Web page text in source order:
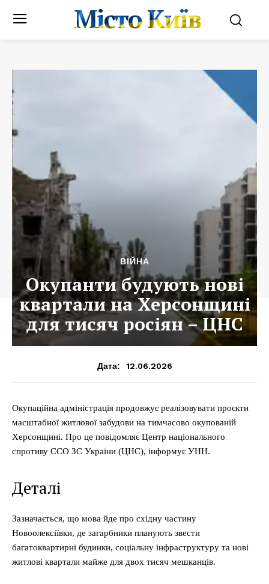
Місто Київ
ВІЙНА
Окупанти будують нові
квартали на Херсонщині
для тисяч росіян – ЦНС
Дата: 12.06.2026
Окупаційна адміністрація продовжує реалізовувати проєкти
масштабної житлової забудови на тимчасово окупованій
Херсонщині. Про це повідомляє Центр національного
спротиву ССО ЗС України (ЦНС), інформує УНН.
Деталі
Зазначається, що мова йде про східну частину
Новоолексіївки, де загарбники планують звести
багатоквартирні будинки, соціальну інфраструктуру та нові
житлові квартали майже для двох тисяч мешканців.